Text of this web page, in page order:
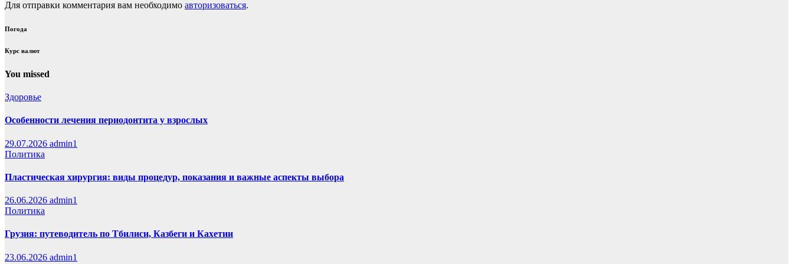
Для отправки комментария вам необходимо авторизоваться.
Погода
Курс валют
You missed
Здоровье
Особенности лечения периодонтита у взрослых
29.07.2026 admin1
Политика
Пластическая хирургия: виды процедур, показания и важные аспекты выбора
26.06.2026 admin1
Политика
Грузия: путеводитель по Тбилиси, Казбеги и Кахетии
23.06.2026 admin1